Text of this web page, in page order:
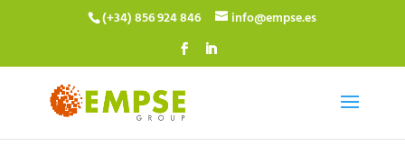
(+34) 856 924 846 info@empse.es